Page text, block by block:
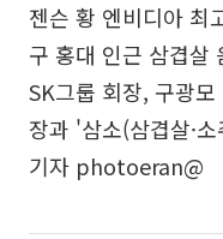
젠슨 황 엔비디아 최
구 홍대 인근 삼겹살
SK그룹 회장, 구광
장과 '삼소(삼겹살·
기자 photoeran@